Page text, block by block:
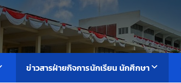
ข่าวสารฝ่ายกิจการนักเรียน นักศึกษา